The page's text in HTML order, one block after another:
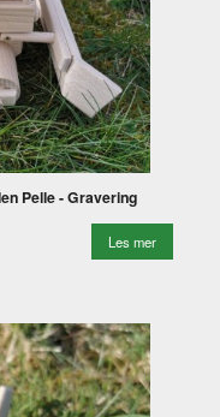
Pelle - Gravering
Les mer